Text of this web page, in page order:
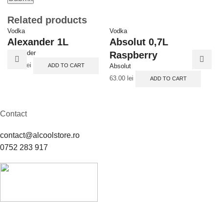
Related products
Vodka
Alexander 1L
Alexander
lei ADD TO CART
Vodka
Absolut 0,7L
Raspberry
Absolut
63.00 lei ADD TO CART
Contact
contact@alcoolstore.ro
0752 283 917